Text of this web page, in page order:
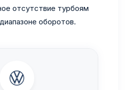
отсутствие турбоям
оборотов.